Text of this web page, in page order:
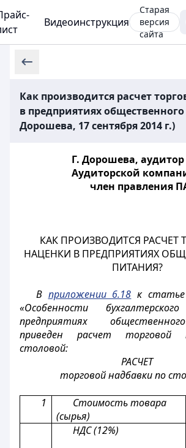
Видеоинструкция
Старая
версия
сайта
Как производится расчет
в предприятиях
Дорошева, 17 сентября 2014 г.)
Г. Дорошева,
Аудиторской
член правления
КАК ПРОИЗВОДИТСЯ РАСЧЕТ
НАЦЕНКИ В ПРЕДПРИЯТИЯХ
ПИТАНИЯ?
В приложении 6.18 к
«Особенности
предприятиях
приведен расчет торговой
столовой:
РАСЧЕТ
торговой надбавки по
1
Стоимость товара
(сырья)
НДС (12%)